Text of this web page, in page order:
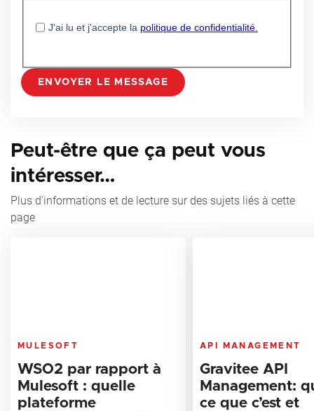
Peut-être que ça peut vous
intéresser…
Plus d'informations et de lecture sur des sujets liés à cette
page
MULESOFT
WSO2 par rapport à
Mulesoft : quelle
plateforme
API MANAGEMENT
Gravitee API
Management:
ce que c’est et